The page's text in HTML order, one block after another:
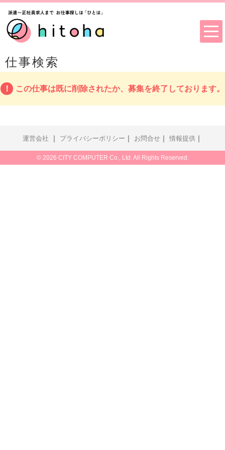
仕事検索
この仕事は既に削除されたか、募集を終了しております。
運営会社 ｜ プライバシーポリシー ｜ お問合せ ｜ 情報提供 ｜
© 2026 CITY COMPUTER Co., Ltd. All Rights Reserved.